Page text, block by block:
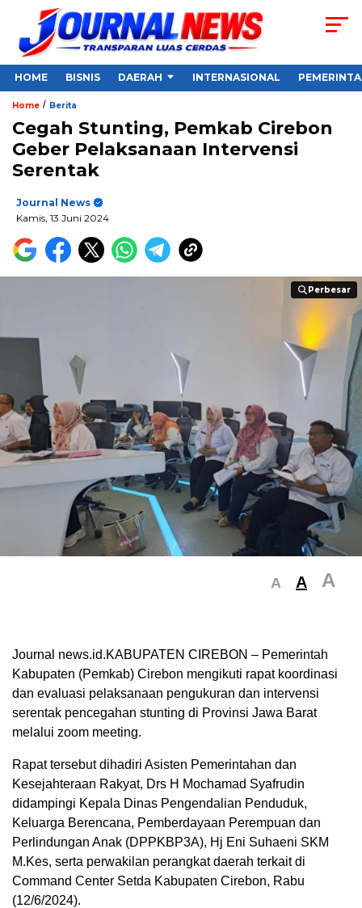
HOME BISNIS DAERAH INTERNASIONAL
Home / Berita
Cegah Stunting, Pemkab Cirebon
Geber Pelaksanaan Intervensi
Serentak
Journal News
Kamis, 13 Juni 2024
Perbesar
Perbesar
A A A
Journal news.id.KABUPATEN CIREBON – Pemerintah
Kabupaten (Pemkab) Cirebon mengikuti rapat koordinasi
dan evaluasi pelaksanaan pengukuran dan intervensi
serentak pencegahan stunting di Provinsi Jawa Barat
melalui zoom meeting.
Rapat tersebut dihadiri Asisten Pemerintahan dan
Kesejahteraan Rakyat, Drs H Mochamad Syafrudin
didampingi Kepala Dinas Pengendalian Penduduk,
Keluarga Berencana, Pemberdayaan Perempuan dan
Perlindungan Anak (DPPKBP3A), Hj Eni Suhaeni SKM
M.Kes, serta perwakilan perangkat daerah terkait di
Command Center Setda Kabupaten Cirebon, Rabu
(12/6/2024).